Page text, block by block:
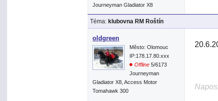
Journeyman Gladiator X8
Téma: klubovna RM Roštín
oldgreen
Město: Olomouc
IP:178.17.80.xxx
Offline 5/6173
Journeyman
Gladiator X8, Access Motor
Tomahawk 300